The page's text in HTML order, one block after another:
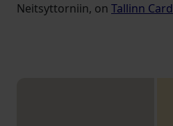
Neitsyttorniin, on Tallinn Card